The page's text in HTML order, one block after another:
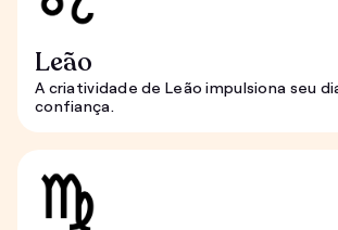
Leão
A criatividade de Leão impulsiona seu
confiança.